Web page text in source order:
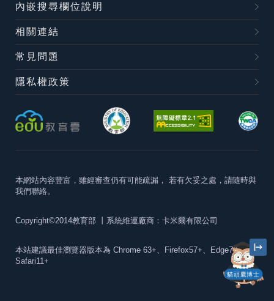
貓頭鷹博士
內嵌搜尋欄位說明
相關連結
常見問題
隱私權政策
本網站內容豐富，雖經審查仍有可能疏漏， 若有欠妥之處，請隨時與
我們聯絡。
Copyright©2014教育部 丨系統維運廠商：卡米爾有限公司
本站建議最佳瀏覽器版本為 Chrome 63+、Firefox57+、Edge79+及
Safari11+